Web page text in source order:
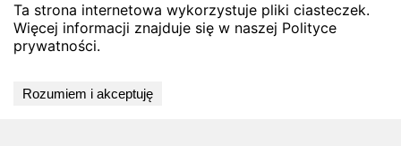
Ta strona internetowa wykorzystuje pliki ciasteczek.
Więcej informacji znajduje się w naszej Polityce
prywatności.
Rozumiem i akceptuję